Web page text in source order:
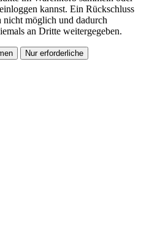
kannst. Ein Rückschluss
möglich und dadurch
an Dritte weitergegeben.
Nur erforderliche